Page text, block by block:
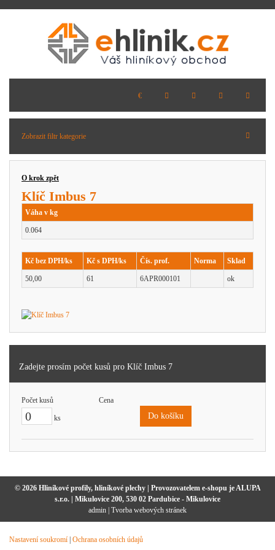
Zobrazit filtr kategorie
O krok zpět
Klíč Imbus 7
Váha v kg
0.064
Kč bez DPH/ks Kč s DPH/ks Čís. prof. Norma Sklad
50,00 61 6APR000101 ok
Zadejte prosím počet kusů pro Klíč Imbus 7
Počet kusů Cena
ks Do košíku
© 2026 Hliníkové profily, hliníkové plechy | Provozovatelem e-shopu je ALUPA
s.r.o. | Mikulovice 200, 530 02 Pardubice - Mikulovice
admin Tvorba webových stránek
Nastavení soukromí Ochrana osobních údajů